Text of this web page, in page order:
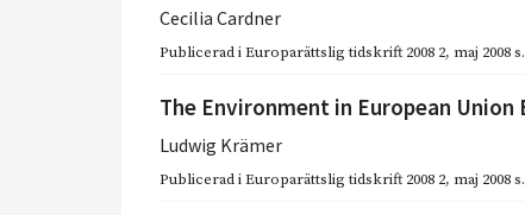
Cecilia Cardner
Publicerad iEuroparättslig tidskrift 2008 2, maj 2008
The Environment in European Union
Ludwig Krämer
Publicerad iEuroparättslig tidskrift 2008 2, maj 2008